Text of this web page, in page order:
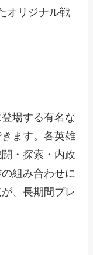
オリジナル戦
場する有名な
きます。各英雄
・探索・内政
組み合わせに
、長期間プレ